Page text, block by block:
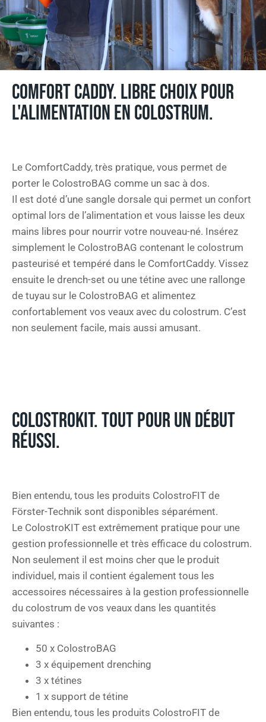
COMFORT CADDY. LIBRE CHOIX POUR
L'ALIMENTATION EN COLOSTRUM.
Le ComfortCaddy, très pratique, vous permet de
porter le ColostroBAG comme un sac à dos.
Il est doté d’une sangle dorsale qui permet un confort
optimal lors de l’alimentation et vous laisse les deux
mains libres pour nourrir votre nouveau-né. Insérez
simplement le ColostroBAG contenant le colostrum
pasteurisé et tempéré dans le ComfortCaddy. Vissez
ensuite le drench-set ou une tétine avec une rallonge
de tuyau sur le ColostroBAG et alimentez
confortablement vos veaux avec du colostrum. C’est
non seulement facile, mais aussi amusant.
COLOSTROKIT. TOUT POUR UN DÉBUT
RÉUSSI.
Bien entendu, tous les produits ColostroFIT de
Förster-Technik sont disponibles séparément.
Le ColostroKIT est extrêmement pratique pour une
gestion professionnelle et très efficace du colostrum.
Non seulement il est moins cher que le produit
individuel, mais il contient également tous les
accessoires nécessaires à la gestion professionnelle
du colostrum de vos veaux dans les quantités
suivantes :
50 x ColostroBAG
3 x équipement drenching
3 x tétines
1 x support de tétine
Bien entendu, tous les produits ColostroFIT de